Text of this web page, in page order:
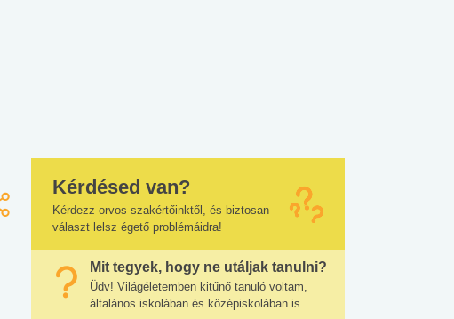
Kérdésed van?
Kérdezz orvos szakértőinktől, és biztosan
választ lelsz égető problémáidra!
Mit tegyek, hogy ne utáljak tanulni?
Üdv! Világéletemben kitűnő tanuló voltam,
általános iskolában és középiskolában is....